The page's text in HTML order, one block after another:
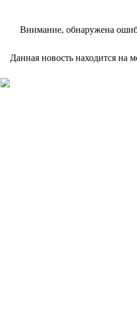
Внимание, обнаружена
Данная новость находится на